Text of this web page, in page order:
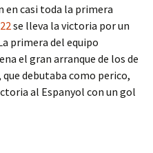
en casi toda la primera
se lleva la victoria por un
primera del equipo
el gran arranque de los de
debutaba como perico,
al Espanyol con un gol